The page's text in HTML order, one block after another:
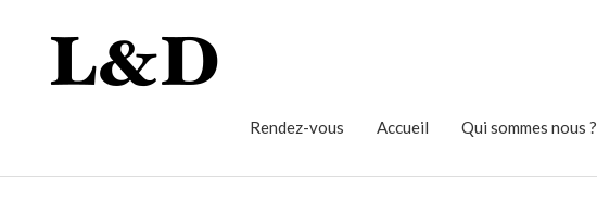
Rendez-vous Accueil Qui sommes nous ?